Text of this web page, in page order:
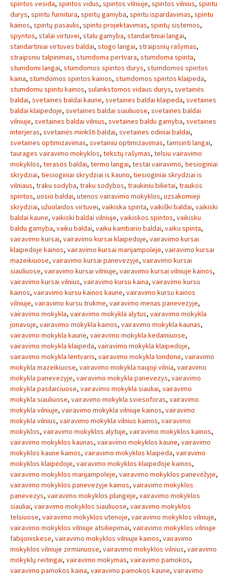
spintos vesida, spintos vidus, spintos vilniuje, spintos vilnius, spintu
durys, spintu furnitura, spintų gamyba, spintu ispardavimas, spintu
kainos, spintų pasaulis, spintu projektavimas, spintų sistemos,
spyntos, stalai virtuvei, stalu gamyba, standartiniai langai,
standartiniai virtuves baldai, stogo langai, straipsnių rašymas,
straipsniu talpinimas, stumdoma pertvara, stumdoma spinta,
stumdomi langai, stumdomos spintos durys, stumdomos spintos
kaina, stumdomos spintos kainos, stumdomos spintos klaipeda,
stumdomu spintu kainos, sulankstomos vidaus durys, svetainės
baldai, svetaines baldai kaune, svetaines baldai klaipeda, svetaines
baldai klaipedoje, svetaines baldai siauliuose, svetaines baldai
vilniuje, svetaines baldai vilnius, svetaines baldu gamyba, svetaines
interjeras, svetainės minkšti baldai, svetaines odiniai baldai,
svetaines optimizavimas, svetainiu optimizavimas, tamsinti langai,
taurages vairavimo mokyklos, tekstų rašymas, telsiu vairavimo
mokyklos, terasos baldai, termo langai, testai vairavimo, tiesioginiai
skrydziai, tiesioginiai skrydziai is kauno, tiesioginiai skrydziai is
vilniaus, traku sodyba, traku sodybos, traukiniu bilietai, traukos
spintos, uosio baldai, utenos vairavimo mokyklos, uzsakomieji
skrydziai, užuolaidos virtuvei, vaikiska spinta, vaikiški baldai, vaikiski
baldai kaune, vaikiski baldai vilniuje, vaikiskos spintos, vaikisku
baldu gamyba, vaiku baldai, vaiku kambario baldai, vaiku spinta,
vairavimo kursai, vairavimo kursai klaipedoje, vairavimo kursai
klaipedoje kainos, vairavimo kursai marijampoleje, vairavimo kursai
mazeikiuose, vairavimo kursai panevezyje, vairavimo kursai
siauliuose, vairavimo kursai vilniuje, vairavimo kursai vilniuje kainos,
vairavimo kursai vilnius, vairavimo kursu kaina, vairavimo kursu
kainos, vairavimo kursu kainos kaune, vairavimo kursu kainos
vilniuje, vairavimo kursu trukme, vairavimo menas panevezyje,
vairavimo mokykla, vairavimo mokykla alytus, vairavimo mokykla
jonavoje, vairavimo mokykla kainos, vairavimo mokykla kaunas,
vairavimo mokykla kaune, vairavimo mokykla kedainiuose,
vairavimo mokykla klaipeda, vairavimo mokykla klaipedoje,
vairavimo mokykla lentvaris, vairavimo mokykla londone, vairavimo
mokykla mazeikiuose, vairavimo mokykla naujoji vilnia, vairavimo
mokykla panevezyje, vairavimo mokykla panevezys, vairavimo
mokykla pasilaiciuose, vairavimo mokykla siauliai, vairavimo
mokykla siauliuose, vairavimo mokykla sviesoforas, vairavimo
mokykla vilniuje, vairavimo mokykla vilniuje kainos, vairavimo
mokykla vilnius, vairavimo mokykla vilnius kainos, vairavimo
mokyklos, vairavimo mokyklos alytuje, vairavimo mokyklos kainos,
vairavimo mokyklos kaunas, vairavimo mokyklos kaune, vairavimo
mokyklos kaune kainos, vairavimo mokyklos klaipeda, vairavimo
mokyklos klaipėdoje, vairavimo mokyklos klaipedoje kainos,
vairavimo mokyklos marijampoleje, vairavimo mokyklos panevėžyje,
vairavimo mokyklos panevezyje kainos, vairavimo mokyklos
panevezys, vairavimo mokyklos plungeje, vairavimo mokyklos
siauliai, vairavimo mokyklos siauliuose, vairavimo mokyklos
telsiuose, vairavimo mokyklos utenoje, vairavimo mokyklos vilniuje,
vairavimo mokyklos vilniuje atsiliepimai, vairavimo mokyklos vilniuje
fabijoniskese, vairavimo mokyklos vilniuje kainos, vairavimo
mokyklos vilniuje zirmunuose, vairavimo mokyklos vilnius, vairavimo
mokyklų reitingai, vairavimo mokymas, vairavimo pamokos,
vairavimo pamokos kaina, vairavimo pamokos kaune, vairavimo